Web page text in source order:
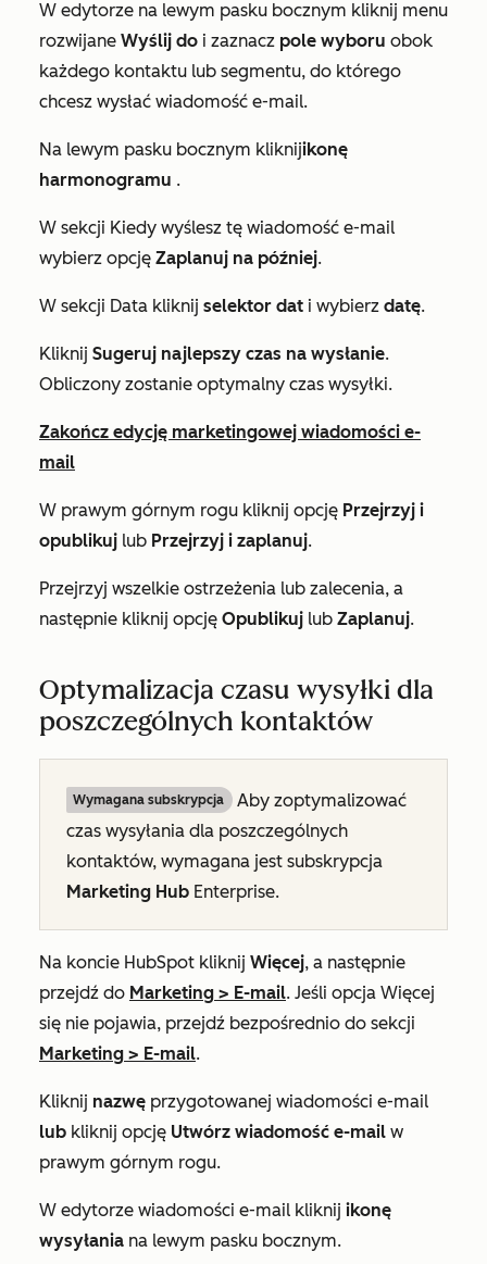
W edytorze na lewym pasku bocznym kliknij menu
rozwijane Wyślij do i zaznacz pole wyboru obok
każdego kontaktu lub segmentu, do którego
chcesz wysłać wiadomość e-mail.
Na lewym pasku bocznym kliknijikonę
harmonogramu .
W sekcji Kiedy wyślesz tę wiadomość e-mail
wybierz opcję Zaplanuj na później.
W sekcji Data kliknij selektor dat i wybierz datę.
Kliknij Sugeruj najlepszy czas na wysłanie.
Obliczony zostanie optymalny czas wysyłki.
Zakończ edycję marketingowej wiadomości e-
mail
W prawym górnym rogu kliknij opcję Przejrzyj i
opublikuj lub Przejrzyj i zaplanuj.
Przejrzyj wszelkie ostrzeżenia lub zalecenia, a
następnie kliknij opcję Opublikuj lub Zaplanuj.
Optymalizacja czasu wysyłki dla
poszczególnych kontaktów
Wymagana subskrypcja
Aby zoptymalizować
czas wysyłania dla poszczególnych
kontaktów, wymagana jest subskrypcja
Marketing Hub Enterprise.
Na koncie HubSpot kliknij Więcej, a następnie
przejdź do Marketing > E-mail. Jeśli opcja Więcej
się nie pojawia, przejdź bezpośrednio do sekcji
Marketing > E-mail.
Kliknij nazwę przygotowanej wiadomości e-mail
lub kliknij opcję Utwórz wiadomość e-mail w
prawym górnym rogu.
W edytorze wiadomości e-mail kliknij ikonę
wysyłania na lewym pasku bocznym.